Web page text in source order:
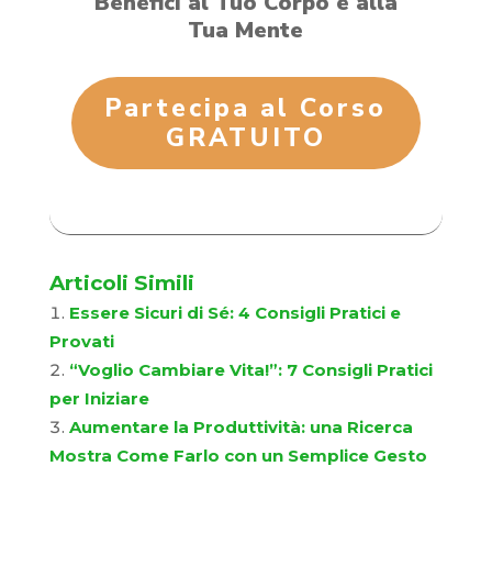
Tua Mente
Partecipa al Corso
GRATUITO
Articoli Simili
Essere Sicuri di Sé: 4 Consigli Pratici e
Provati
“Voglio Cambiare Vita!”: 7 Consigli Pratici
per Iniziare
Aumentare la Produttività: una Ricerca
Mostra Come Farlo con un Semplice Gesto